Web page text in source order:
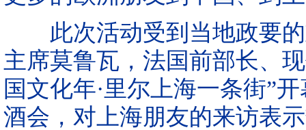
此次活动受到当地政要的
主席莫鲁瓦，法国前部长、
国文化年·里尔上海一条街”
酒会，对上海朋友的来访表